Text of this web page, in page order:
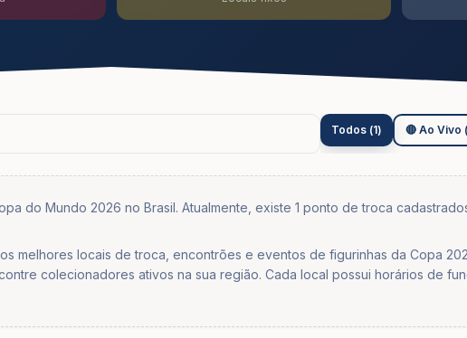
Todos (1) 🔴 Ao Vivo (
do Mundo 2026 no Brasil. Atualmente, existe 1 ponto de troca
melhores locais de troca, encontrões e eventos de figurinhas da Copa
colecionadores ativos na sua região. Cada local possui horários de